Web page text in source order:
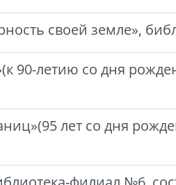
своей земле»,
90-летию со дня
лет со дня